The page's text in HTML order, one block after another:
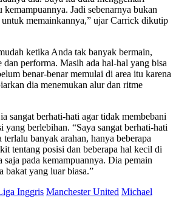
kemampuannya. Jadi sebenarnya bukan
untuk memainkannya,” ujar Carrick dikutip
ketika Anda tak banyak bermain,
performa. Masih ada hal-hal yang bisa
benar-benar memulai di area itu karena
dia menemukan alur dan ritme
sangat berhati-hati agar tidak membebani
yang berlebihan. “Saya sangat berhati-hati
banyak arahan, hanya beberapa
tentang posisi dan beberapa hal kecil di
saja pada kemampuannya. Dia pemain
bakat yang luar biasa.”
Inggris Manchester United Michael